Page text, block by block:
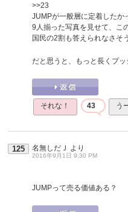
>>23
JUMPが一般層に定着したか
9人揃った写真を見せて、こ
国民の2割も答えられなさそう
だと思うと、もっと長くプッ
それな！ 43 う
125 名無しだＪ より
2016年9月1日 9:30 PM
JUMPって売る価値ある？